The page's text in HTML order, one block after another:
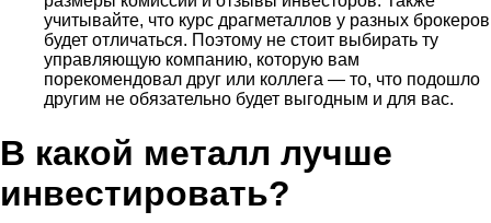
учитывайте, что курс драгметаллов у разных брокеров
будет отличаться. Поэтому не стоит выбирать ту
управляющую компанию, которую вам
порекомендовал друг или коллега — то, что подошло
другим не обязательно будет выгодным и для вас.
В какой металл лучше
инвестировать?